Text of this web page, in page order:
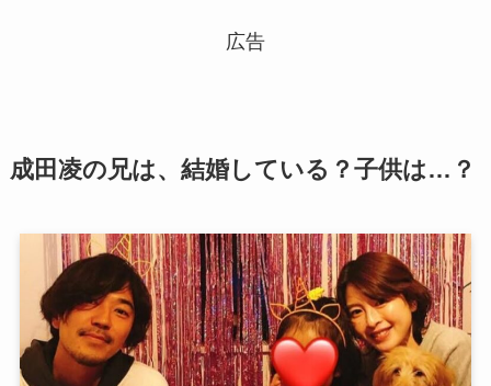
広告
成田凌の兄は、結婚している？子供は…？